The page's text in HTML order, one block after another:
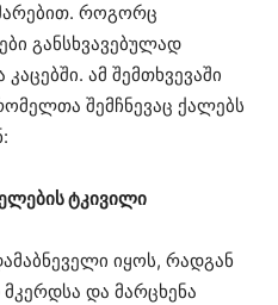
როგორც
განსხვავებულად
ამ შემთხვევაში
შემჩნევაც ქალებს
ტკივილი
იყოს, რადგან
და მარცხენა